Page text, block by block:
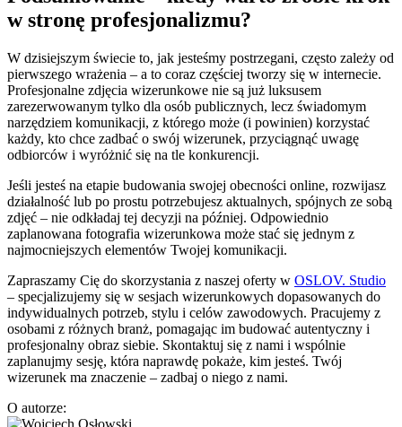
w stronę profesjonalizmu?
W dzisiejszym świecie to, jak jesteśmy postrzegani, często zależy od
pierwszego wrażenia – a to coraz częściej tworzy się w internecie.
Profesjonalne zdjęcia wizerunkowe nie są już luksusem
zarezerwowanym tylko dla osób publicznych, lecz świadomym
narzędziem komunikacji, z którego może (i powinien) korzystać
każdy, kto chce zadbać o swój wizerunek, przyciągnąć uwagę
odbiorców i wyróżnić się na tle konkurencji.
Jeśli jesteś na etapie budowania swojej obecności online, rozwijasz
działalność lub po prostu potrzebujesz aktualnych, spójnych ze sobą
zdjęć – nie odkładaj tej decyzji na później. Odpowiednio
zaplanowana fotografia wizerunkowa może stać się jednym z
najmocniejszych elementów Twojej komunikacji.
Zapraszamy Cię do skorzystania z naszej oferty w OSLOV. Studio
– specjalizujemy się w sesjach wizerunkowych dopasowanych do
indywidualnych potrzeb, stylu i celów zawodowych. Pracujemy z
osobami z różnych branż, pomagając im budować autentyczny i
profesjonalny obraz siebie. Skontaktuj się z nami i wspólnie
zaplanujmy sesję, która naprawdę pokaże, kim jesteś. Twój
wizerunek ma znaczenie – zadbaj o niego z nami.
O autorze: